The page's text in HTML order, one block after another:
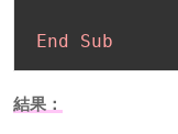
End Sub
結果：